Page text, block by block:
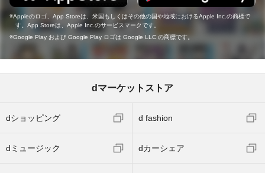
Appleのロゴ、App Storeは、米国もしくはその他の国や地域におけるApple Inc.の商標で
す。App Storeは、Apple Inc.のサービスマークです。
Google Play および Google Play ロゴは Google LLC の商標です。
dマーケットストア
dショッピング d fashion
dミュージック dカーシェア